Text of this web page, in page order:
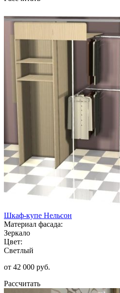
Шкаф-купе Нельсон
Материал фасада:
Зеркало
Цвет:
Светлый
от 42 000 руб.
Рассчитать